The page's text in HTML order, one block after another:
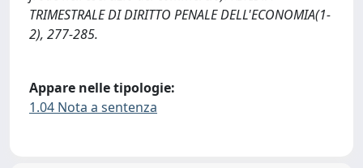
TRIMESTRALE DI DIRITTO PENALE DELL'ECONOMIA(1-
2), 277-285.
Appare nelle tipologie:
1.04 Nota a sentenza